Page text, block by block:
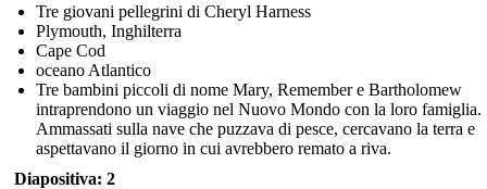
Tre giovani pellegrini di Cheryl Harness
Plymouth, Inghilterra
Cape Cod
oceano Atlantico
Tre bambini piccoli di nome Mary, Remember e Bartholomew
intraprendono un viaggio nel Nuovo Mondo con la loro famiglia.
Ammassati sulla nave che puzzava di pesce, cercavano la terra e
aspettavano il giorno in cui avrebbero remato a riva.
Diapositiva: 2